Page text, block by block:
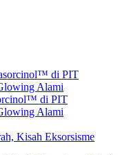
di PIT
Alami